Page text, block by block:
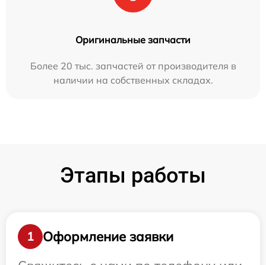
Оригинальные запчасти
Более 20 тыс. запчастей от производителя в
наличии на собственных складах.
Этапы работы
1
Оформление заявки